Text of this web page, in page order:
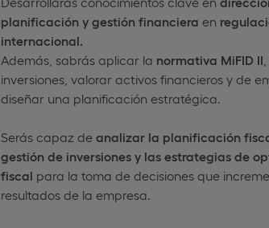
planificación y gestión financiera en
internacional.
Además, sabrás aplicar la normativa MiFID II
inversiones, valorar activos financieros y de
diseñar una planificación estratégica.
Serás capaz de analizar la planificación
gestión de inversiones y las estrategias de
fiscal para la toma de decisiones que
resultados de la empresa.